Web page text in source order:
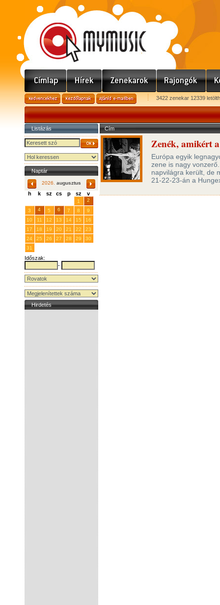
3422 zenekar 12339
Listázás
Naptár
2026. augusztus
h k sz cs p sz v
1
2
3
4 5 6 7 8
9
10
11 12 13 14 15
16
17
18 19 20 21 22
23
24
25 26 27 28 29
30
31
Időszak:
-
Hirdetés
Cím
Zenék, amikért
Európa egyik
zene is nagy
napvilágra került, de
21-22-23-án a